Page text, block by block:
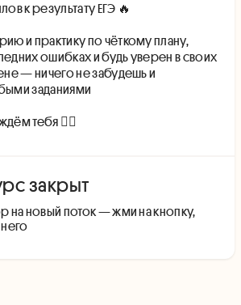
к результату ЕГЭ 🔥
и практику по чёткому плану,
ошибках и будь уверен в своих
— ничего не забудешь и
заданиями
тебя 👇🏻
закрыт
на новый поток — жми на кнопку,